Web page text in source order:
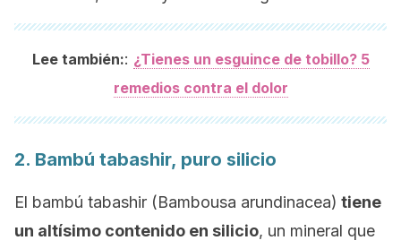
Lee también:: ¿Tienes un esguince de tobillo? 5
remedios contra el dolor
2. Bambú tabashir, puro silicio
El bambú tabashir (Bambousa arundinacea) tiene
un altísimo contenido en silicio, un mineral que